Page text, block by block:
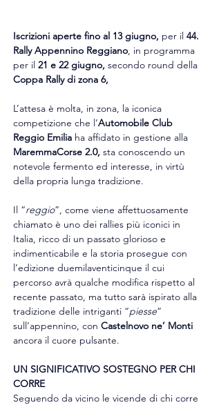
Iscrizioni aperte fino al 13 giugno, per il 44.
Rally Appennino Reggiano, in programma
per il 21 e 22 giugno, secondo round della
Coppa Rally di zona 6,
L’attesa è molta, in zona, la iconica
competizione che l’Automobile Club
Reggio Emilia ha affidato in gestione alla
MaremmaCorse 2.0, sta conoscendo un
notevole fermento ed interesse, in virtù
della propria lunga tradizione.
Il “reggio”, come viene affettuosamente
chiamato è uno dei rallies più iconici in
Italia, ricco di un passato glorioso e
indimenticabile e la storia prosegue con
l’edizione duemilaventicinque il cui
percorso avrà qualche modifica rispetto al
recente passato, ma tutto sarà ispirato alla
tradizione delle intriganti “piesse”
sull’appennino, con Castelnovo ne’ Monti
ancora il cuore pulsante.
UN SIGNIFICATIVO SOSTEGNO PER CHI
CORRE
Seguendo da vicino le vicende di chi corre